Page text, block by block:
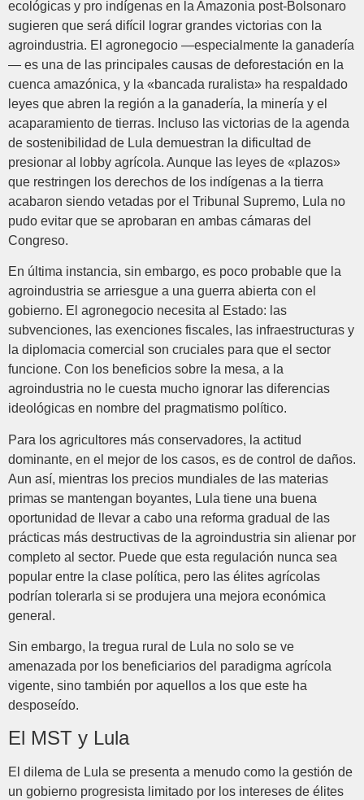
ecológicas y pro indígenas en la Amazonia post-Bolsonaro
sugieren que será difícil lograr grandes victorias con la
agroindustria. El agronegocio —especialmente la ganadería
— es una de las principales causas de deforestación en la
cuenca amazónica, y la «bancada ruralista» ha respaldado
leyes que abren la región a la ganadería, la minería y el
acaparamiento de tierras. Incluso las victorias de la agenda
de sostenibilidad de Lula demuestran la dificultad de
presionar al lobby agrícola. Aunque las leyes de «plazos»
que restringen los derechos de los indígenas a la tierra
acabaron siendo vetadas por el Tribunal Supremo, Lula no
pudo evitar que se aprobaran en ambas cámaras del
Congreso.
En última instancia, sin embargo, es poco probable que la
agroindustria se arriesgue a una guerra abierta con el
gobierno. El agronegocio necesita al Estado: las
subvenciones, las exenciones fiscales, las infraestructuras y
la diplomacia comercial son cruciales para que el sector
funcione. Con los beneficios sobre la mesa, a la
agroindustria no le cuesta mucho ignorar las diferencias
ideológicas en nombre del pragmatismo político.
Para los agricultores más conservadores, la actitud
dominante, en el mejor de los casos, es de control de daños.
Aun así, mientras los precios mundiales de las materias
primas se mantengan boyantes, Lula tiene una buena
oportunidad de llevar a cabo una reforma gradual de las
prácticas más destructivas de la agroindustria sin alienar por
completo al sector. Puede que esta regulación nunca sea
popular entre la clase política, pero las élites agrícolas
podrían tolerarla si se produjera una mejora económica
general.
Sin embargo, la tregua rural de Lula no solo se ve
amenazada por los beneficiarios del paradigma agrícola
vigente, sino también por aquellos a los que este ha
desposeído.
El MST y Lula
El dilema de Lula se presenta a menudo como la gestión de
un gobierno progresista limitado por los intereses de élites